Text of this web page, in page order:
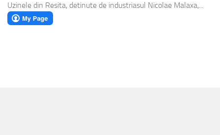
Uzinele din Resita, detinute de industriasul Nicolae Malaxa,...